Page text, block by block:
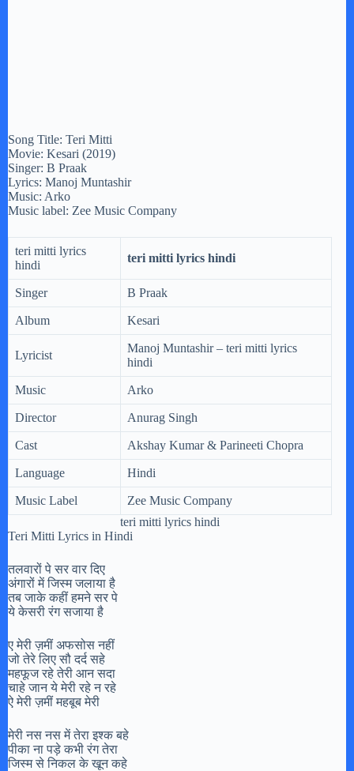
Song Title: Teri Mitti
Movie: Kesari (2019)
Singer: B Praak
Lyrics: Manoj Muntashir
Music: Arko
Music label: Zee Music Company
teri mitti lyrics
hindi
teri mitti lyrics hindi
Singer B Praak
Album Kesari
Lyricist
Manoj Muntashir – teri mitti lyrics
hindi
Music Arko
Director Anurag Singh
Cast Akshay Kumar & Parineeti Chopra
Language Hindi
Music Label
Zee Music Company
teri mitti lyrics hindi
Teri Mitti Lyrics in Hindi
तलवारों पे सर वार दिए
अंगारों में जिस्म जलाया है
तब जाके कहीं हमने सर पे
ये केसरी रंग सजाया है
ए मेरी ज़मीं अफसोस नहीं
जो तेरे लिए सौ दर्द सहे
महफूज रहे तेरी आन सदा
चाहे जान ये मेरी रहे न रहे
ऐ मेरी ज़मीं महबूब मेरी
मेरी नस नस में तेरा इश्क बहे
पीका ना पड़े कभी रंग तेरा
जिस्म से निकल के खून कहे